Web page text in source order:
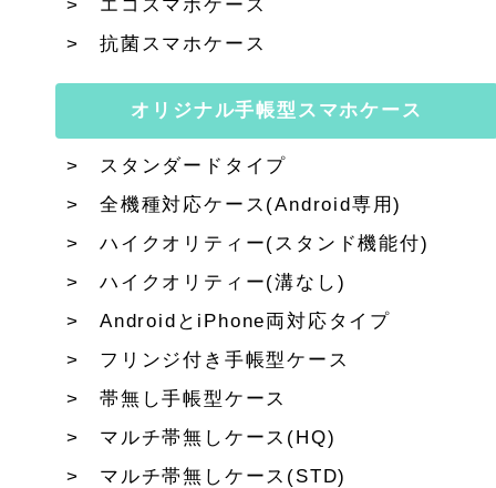
エコスマホケース
抗菌スマホケース
オリジナル手帳型スマホケース
スタンダードタイプ
全機種対応ケース(Android専用)
ハイクオリティー(スタンド機能付)
ハイクオリティー(溝なし)
AndroidとiPhone両対応タイプ
フリンジ付き手帳型ケース
帯無し手帳型ケース
マルチ帯無しケース(HQ)
マルチ帯無しケース(STD)